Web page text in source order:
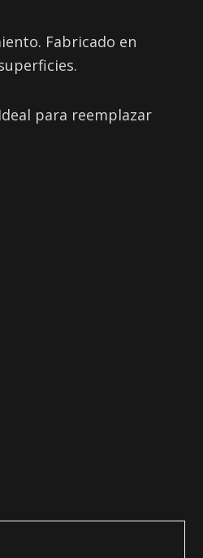
Fabricado en
para reemplazar